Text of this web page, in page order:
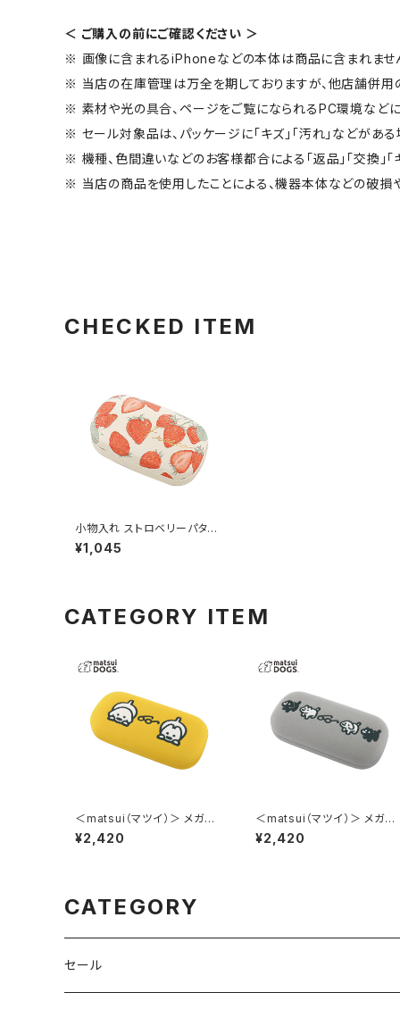
＜ ご購入の前にご確認ください ＞
※ 画像に含まれるiPhoneなどの本体は商品に含まれませ
※ 当店の在庫管理は万全を期しておりますが、他店舗併用
※ 素材や光の具合、ページをご覧になられるPC環境などに
※ セール対象品は、パッケージに「キズ」「汚れ」などがあ
※ 機種、色間違いなどのお客様都合による「返品」「交換」
※ 当店の商品を使用したことによる、機器本体などの破損
CHECKED ITEM
小物入れ ストロベリーパター
ン GKO0021-RD（レッド）
¥1,045
CATEGORY ITEM
＜matsui（マツイ）＞ メガネ
ケース（メガネクロス付き） m
atsui DOGS LMA-G007-Y
¥2,420
＜matsui（マツイ）＞ メガネ
ケース（メガネクロス付き） m
atsui DOGS LMA-G007-
¥2,420
CATEGORY
セール